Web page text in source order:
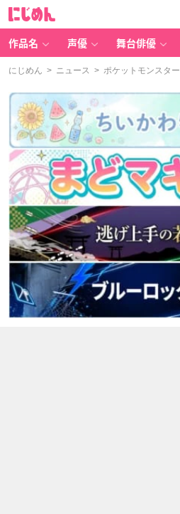
作品名 声優 舞台俳優
にじめん > ニュース > ポケットモンスター